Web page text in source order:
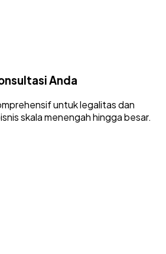
Anda
untuk legalitas dan
skala menengah hingga besar.